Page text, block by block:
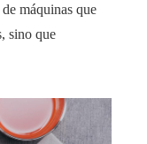
máquinas que
sino que